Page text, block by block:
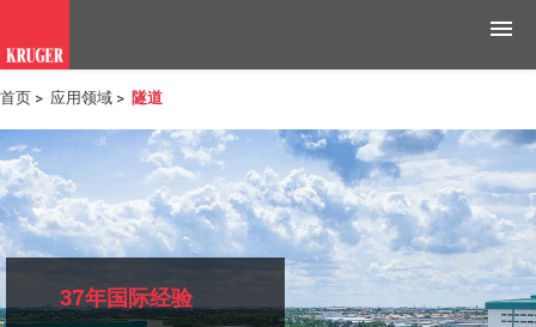
产品
应用领域
工具与资源
新闻媒体
首页 > 应用领域 > 隧道
37年国际经验